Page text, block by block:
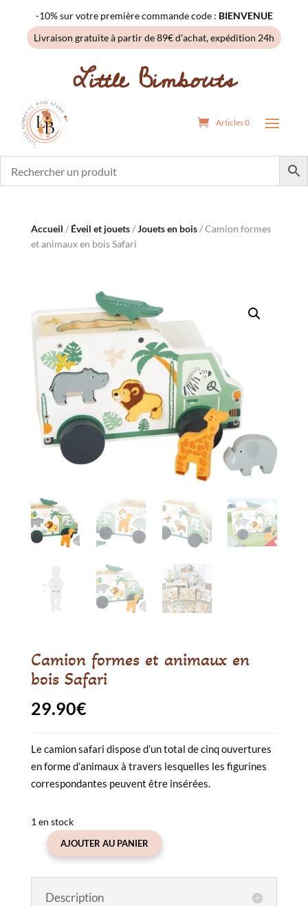
-10% sur votre première commande code : BIENVENUE
Livraison gratuite à partir de 89€ d'achat, expédition 24h
Little Bimbouts
Articles 0
Accueil / Éveil et jouets/Jouets en bois/ Camion formes
et animaux en bois Safari
Camion formes et animaux en
bois Safari
29.90€
Le camion safari dispose d’un total de cinq ouvertures
en forme d’animaux à travers lesquelles les figurines
correspondantes peuvent être insérées.
1 en stock
quantité
formes
AJOUTER AU PANIER
Description